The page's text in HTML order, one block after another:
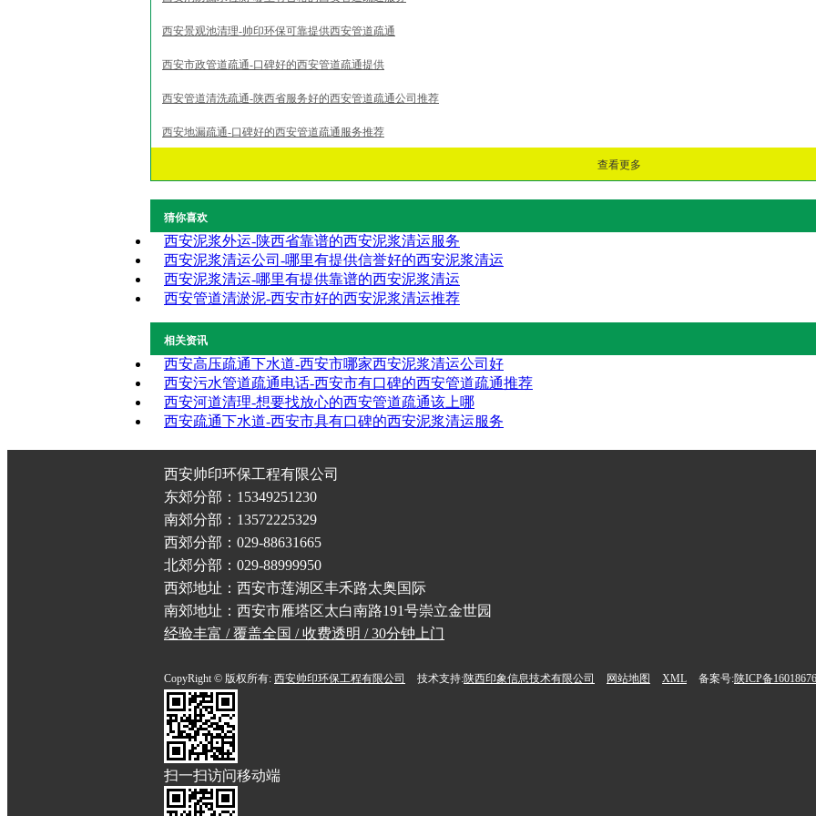
西安景观池清理-帅印环保可靠提供西安管道疏通
西安市政管道疏通-口碑好的西安管道疏通提供
西安管道清洗疏通-陕西省服务好的西安管道疏通公司推荐
西安地漏疏通-口碑好的西安管道疏通服务推荐
查看更多
猜你喜欢
西安泥浆外运-陕西省靠谱的西安泥浆清运服务
西安泥浆清运公司-哪里有提供信誉好的西安泥浆清运
西安泥浆清运-哪里有提供靠谱的西安泥浆清运
西安管道清淤泥-西安市好的西安泥浆清运推荐
相关资讯
西安高压疏通下水道-西安市哪家西安泥浆清运公司好
西安污水管道疏通电话-西安市有口碑的西安管道疏通推荐
西安河道清理-想要找放心的西安管道疏通该上哪
西安疏通下水道-西安市具有口碑的西安泥浆清运服务
西安帅印环保工程有限公司
东郊分部：15349251230
南郊分部：13572225329
西郊分部：029-88631665
北郊分部：029-88999950
西郊地址：西安市莲湖区丰禾路太奥国际
南郊地址：西安市雁塔区太白南路191号崇立金世园
经验丰富 / 覆盖全国 / 收费透明 / 30分钟上门
CopyRight © 版权所有: 西安帅印环保工程有限公司 技术支持:陕西印象信息技术有限公司 网站地图 XML 备案号:陕ICP备
扫一扫访问移动端